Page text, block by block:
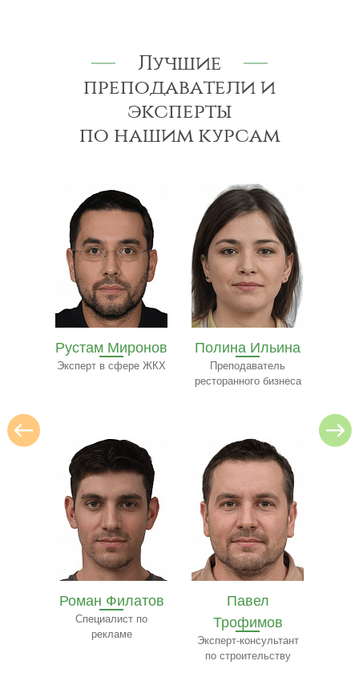
Лучшие
преподаватели и
эксперты
по нашим курсам
Рустам Миронов
Эксперт в сфере ЖКХ
Роман Филатов
Специалист по
рекламе
Полина Ильина
Преподаватель
ресторанного бизнеса
Павел
Трофимов
Эксперт-консультант
по строительству